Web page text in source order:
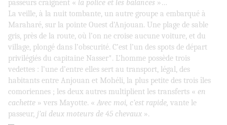
passeurs craignent « la police et les balances »…
La veille, à la nuit tombante, un autre groupe a embarqué à
Maraharé, sur la pointe Ouest d’Anjouan. Une plage de sable
gris, près de la route, où l’on ne croise aucune voiture, et du
village, plongé dans l’obscurité. C’est l’un des spots de départ
privilégiés du capitaine Nasser*. L’homme possède trois
vedettes : l’une d’entre elles sert au transport, légal, des
habitants entre Anjouan et Mohéli, la plus petite des trois îles
comoriennes ; les deux autres multiplient les transferts « en
cachette » vers Mayotte. « Avec moi, c’est rapide, vante le
passeur, j’ai deux moteurs de 45 chevaux ».